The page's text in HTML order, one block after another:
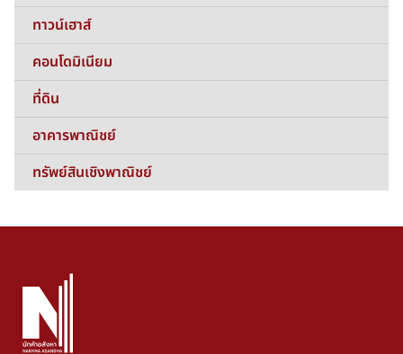
ทาวน์เฮาส์
คอนโดมิเนียม
ที่ดิน
อาคารพาณิชย์
ทรัพย์สินเชิงพาณิชย์